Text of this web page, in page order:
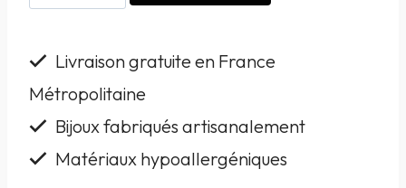
de
d'oreille
Muja
Juma
argent
Livraison gratuite en France
Métropolitaine
Bijoux fabriqués artisanalement
Matériaux hypoallergéniques